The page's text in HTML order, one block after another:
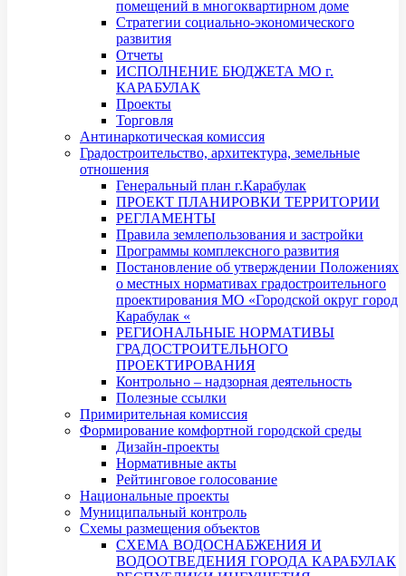
помещений в многоквартирном доме
Стратегии социально-экономического
развития
Отчеты
ИСПОЛНЕНИЕ БЮДЖЕТА МО г.
КАРАБУЛАК
Проекты
Торговля
Антинаркотическая комиссия
Градостроительство, архитектура, земельные
отношения
Генеральный план г.Карабулак
ПРОЕКТ ПЛАНИРОВКИ ТЕРРИТОРИИ
РЕГЛАМЕНТЫ
Правила землепользования и застройки
Программы комплексного развития
Постановление об утверждении Положениях
о местных нормативах градостроительного
проектирования МО «Городской округ город
Карабулак «
РЕГИОНАЛЬНЫЕ НОРМАТИВЫ
ГРАДОСТРОИТЕЛЬНОГО
ПРОЕКТИРОВАНИЯ
Контрольно – надзорная деятельность
Полезные ссылки
Примирительная комиссия
Формирование комфортной городской среды
Дизайн-проекты
Нормативные акты
Рейтинговое голосование
Национальные проекты
Муниципальный контроль
Схемы размещения объектов
СХЕМА ВОДОСНАБЖЕНИЯ И
ВОДООТВЕДЕНИЯ ГОРОДА КАРАБУЛАК